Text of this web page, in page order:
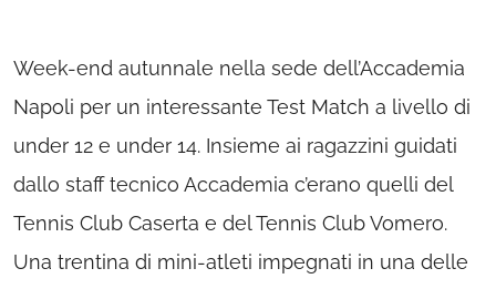
Week-end autunnale nella sede dell’Accademia
Napoli per un interessante Test Match a livello di
under 12 e under 14. Insieme ai ragazzini guidati
dallo staff tecnico Accademia c’erano quelli del
Tennis Club Caserta e del Tennis Club Vomero.
Una trentina di mini-atleti impegnati in una delle